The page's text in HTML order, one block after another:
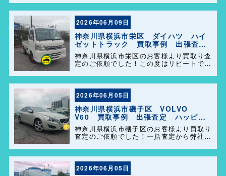
も弊社の事をよろしくお願いします＼
(^o^)／
2026年06月09日
神奈川県横浜市栄区 ダイハツ ハイ
ゼットトラック 買取事例 出張査
定 ハッピーカーズ港南店！
神奈川県横浜市栄区のお客様より買取り査
定のご依頼でした！この度はリピートでの
のお車を迅速かつ丁寧に対応させていただ
きました。 今後ともよろしくお願いしま
す＼(^o^)／
2026年06月05日
神奈川県横浜市磯子区 VOLVO
V60 買取事例 出張査定 ハッピー
カーズ港南店！
神奈川県横浜市磯子区のお客様より買取り
査定のご依頼でした！一括査定から弊社を
(^o^)／ また、事務所に遊びに来てくださ
い。
2026年06月05日